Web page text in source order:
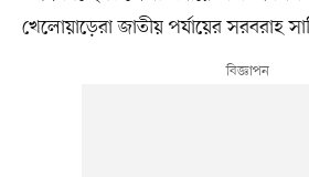
খেলোয়াড়েরা জাতীয় পর্যায়ের সরবরাহ